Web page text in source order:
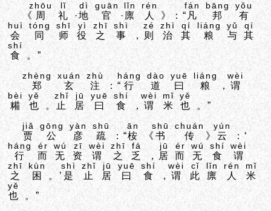
《 周
zhōu
礼
lǐ
·地
dì
官
guān
· 廪
lǐn
人
rén
》：“ 凡
fán
邦
bāng
有
yǒu
会
huì
同
tóng
师
shī
役
yì
之
zhī
事
shì
， 则
zé
治
zhì
其
qí
粮
liáng
与
yǔ
其
qí
食
shí
。”
郑
zhèng
玄
xuán
注
zhù
：“ 行
háng
道
dào
曰
yuē
粮
liáng
， 谓
wèi
糒
bèi
也
yě
。 止
zhǐ
居
jū
曰
yuē
食
shí
，谓
wèi
米
mǐ
也
yě
。”
贾
jiǎ
公
gōng
彦
yàn
疏
shū
：“桉
ān
《 书
shū
传
chuán
》 云
yún
：‘
行
háng
而
ér
无
wú
资
zī
谓
wèi
之
zhī
乏
fá
， 居
jū
而
ér
无
wú
食
shí
谓
wèi
之
zhī
困
kùn
。’ 是
shì
止
zhǐ
居
jū
曰
yuē
食
shí
， 谓
wèi
此
cǐ
廪
lǐn
人
rén
米
mǐ
也
yě
。”